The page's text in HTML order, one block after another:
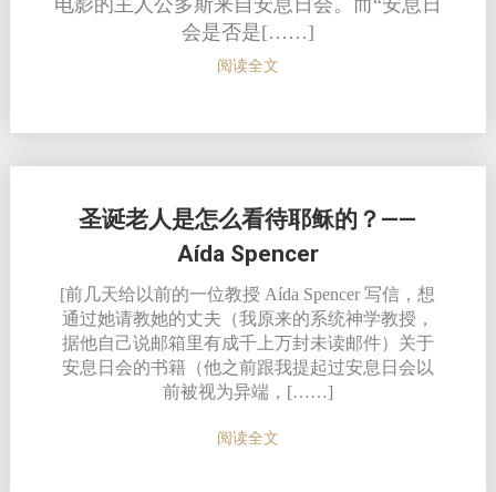
会是否是[……]
阅读全文
圣诞老人是怎么看待耶稣的？——
Aída Spencer
[前几天给以前的一位教授 Aída Spencer 写信，想
通过她请教她的丈夫（我原来的系统神学教授，
据他自己说邮箱里有成千上万封未读邮件）关于
安息日会的书籍（他之前跟我提起过安息日会以
前被视为异端，[……]
阅读全文